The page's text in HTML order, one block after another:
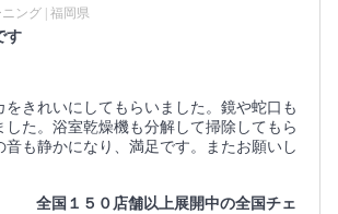
ング | 福岡県
す
をきれいにしてもらいました。鏡や蛇口も
した。浴室乾燥機も分解して掃除してもら
音も静かになり、満足です。またお願いし
全国１５０店舗以上展開中の全国チェ